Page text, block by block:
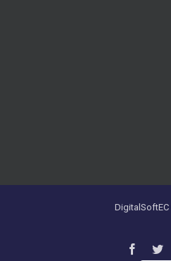
DigitalSoftEC